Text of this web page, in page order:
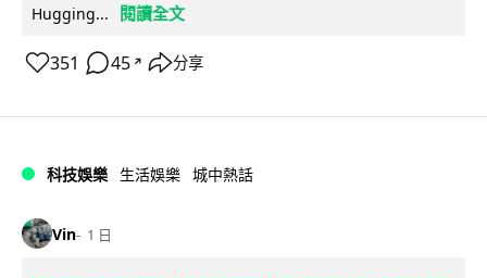
Hugging...
閱讀全文
351 45 ↗ 分享
科技娛樂 生活娛樂 城中熱話
Vin 1 日